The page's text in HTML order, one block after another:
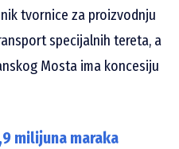
tvornice za proizvodnju
specijalnih tereta, a
Mosta ima koncesiju
milijuna maraka